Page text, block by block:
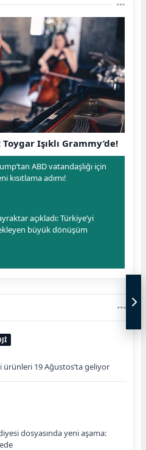
Işıklı Grammy’de!
ABD vatandaşlığı için
kısıtlama adımı!
açıkladı: Türkiye’yi
büyük dönüşüm
ürünleri 19 Ağustos’ta geliyor
dosyasında yeni aşama: